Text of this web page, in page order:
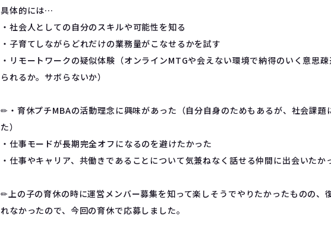
具体的には…
・社会人としての自分のスキルや可能性を知る
・子育てしながらどれだけの業務量がこなせるかを試す
・リモートワークの疑似体験（オンラインMTGや会えない環境で納得のいく意思
られるか。サボらないか）
✏︎・育休プチMBAの活動理念に興味があった（自分自身のためもあるが、社会課題
た）
・仕事モードが長期完全オフになるのを避けたかった
・仕事やキャリア、共働きであることについて気兼ねなく話せる仲間に出会いたか
✏︎上の子の育休の時に運営メンバー募集を知って楽しそうでやりたかったものの、
れなかったので、今回の育休で応募しました。